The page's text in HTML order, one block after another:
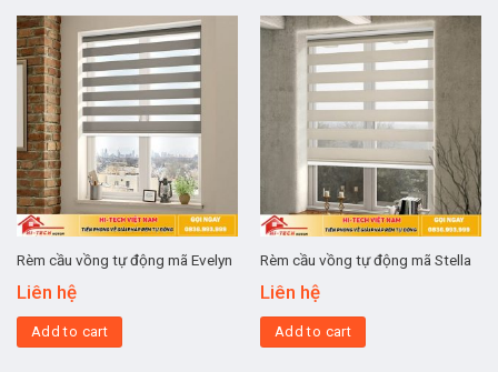
Rèm cầu vồng tự động mã Evelyn
Liên hệ
Add to cart
Rèm cầu vồng tự động mã Stella
Liên hệ
Add to cart